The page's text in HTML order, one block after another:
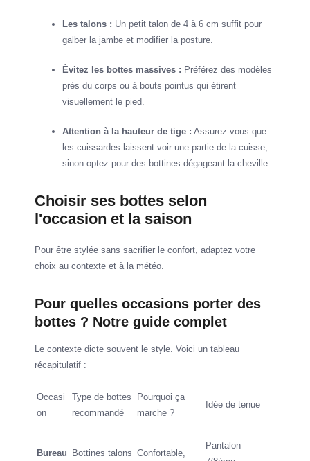
Les talons : Un petit talon de 4 à 6 cm suffit pour
galber la jambe et modifier la posture.
Évitez les bottes massives : Préférez des modèles
près du corps ou à bouts pointus qui étirent
visuellement le pied.
Attention à la hauteur de tige : Assurez-vous que
les cuissardes laissent voir une partie de la cuisse,
sinon optez pour des bottines dégageant la cheville.
Choisir ses bottes selon
l'occasion et la saison
Pour être stylée sans sacrifier le confort, adaptez votre
choix au contexte et à la météo.
Pour quelles occasions porter des
bottes ? Notre guide complet
Le contexte dicte souvent le style. Voici un tableau
récapitulatif :
Occasi
on
Type de bottes
recommandé
Pourquoi ça
marche ?
Idée de tenue
Bureau
Bottines talons Confortable,
Pantalon